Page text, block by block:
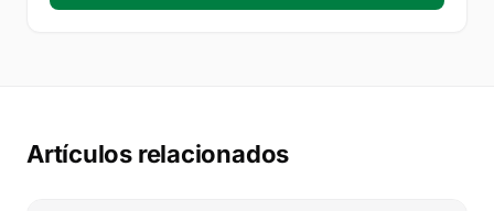
Artículos relacionados